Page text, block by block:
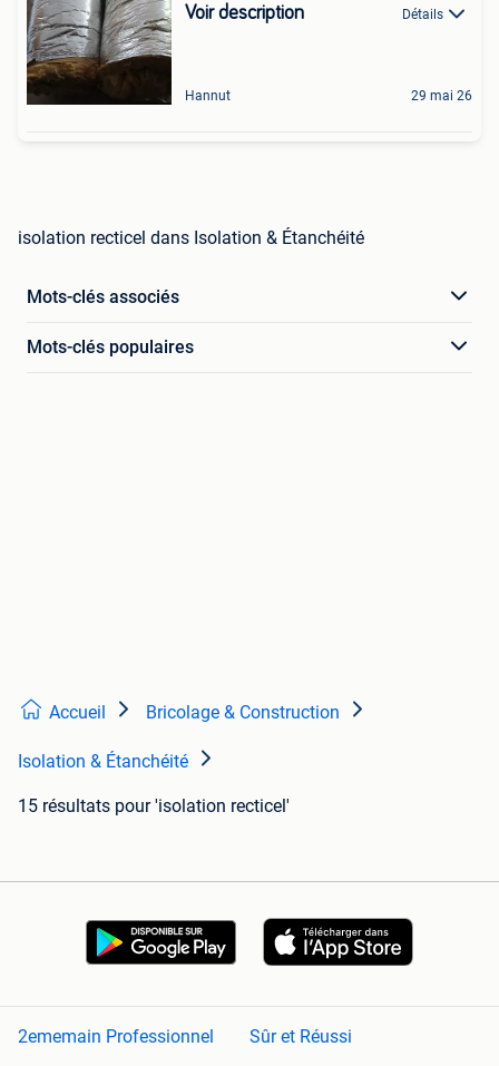
Voir description Détails
Hannut 29 mai 26
isolation recticel dans Isolation & Étanchéité
Mots-clés associés
Mots-clés populaires
Accueil Bricolage & Construction
Isolation & Étanchéité
15 résultats pour 'isolation recticel'
2ememain Professionnel Sûr et Réussi